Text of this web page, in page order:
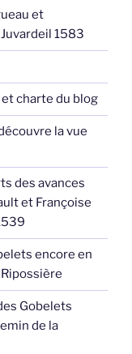
et
1583
et charte du blog
la vue
des avances
et Françoise
encore en
Gobelets
de la